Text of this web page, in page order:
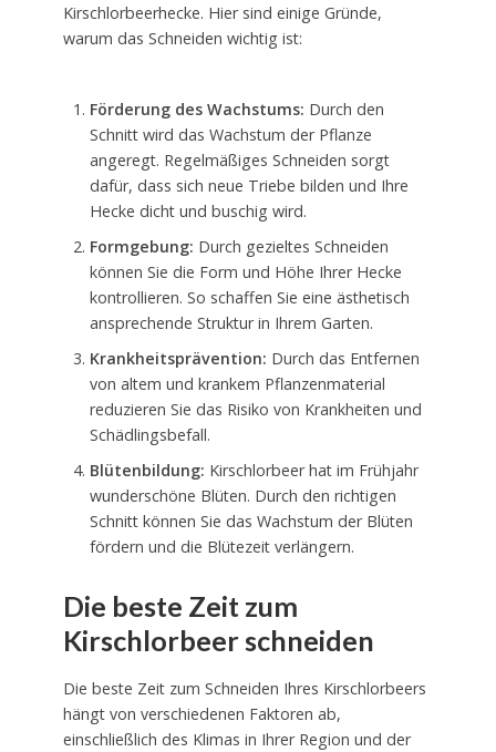
Kirschlorbeerhecke. Hier sind einige Gründe,
warum das Schneiden wichtig ist:
Förderung des Wachstums: Durch den
Schnitt wird das Wachstum der Pflanze
angeregt. Regelmäßiges Schneiden sorgt
dafür, dass sich neue Triebe bilden und Ihre
Hecke dicht und buschig wird.
Formgebung: Durch gezieltes Schneiden
können Sie die Form und Höhe Ihrer Hecke
kontrollieren. So schaffen Sie eine ästhetisch
ansprechende Struktur in Ihrem Garten.
Krankheitsprävention: Durch das Entfernen
von altem und krankem Pflanzenmaterial
reduzieren Sie das Risiko von Krankheiten und
Schädlingsbefall.
Blütenbildung: Kirschlorbeer hat im Frühjahr
wunderschöne Blüten. Durch den richtigen
Schnitt können Sie das Wachstum der Blüten
fördern und die Blütezeit verlängern.
Die beste Zeit zum
Kirschlorbeer schneiden
Die beste Zeit zum Schneiden Ihres Kirschlorbeers
hängt von verschiedenen Faktoren ab,
einschließlich des Klimas in Ihrer Region und der